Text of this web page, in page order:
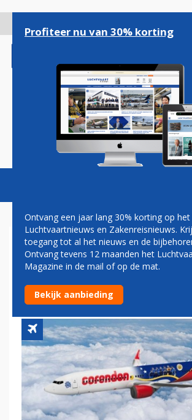
gaan
Magazine Podcasts
CORENDON MET
BOEING 737 NAAR WK
VOETBAL IN VS
Profiteer nu van 30% korting
Ontvang een jaar lang 30% korting op
Luchtvaartnieuws en Zakenreisnieuws.
toegang tot al het nieuws en de
Ontvang tevens 12 maanden het
Magazine in de mail of op de mat.
Bekijk aanbieding